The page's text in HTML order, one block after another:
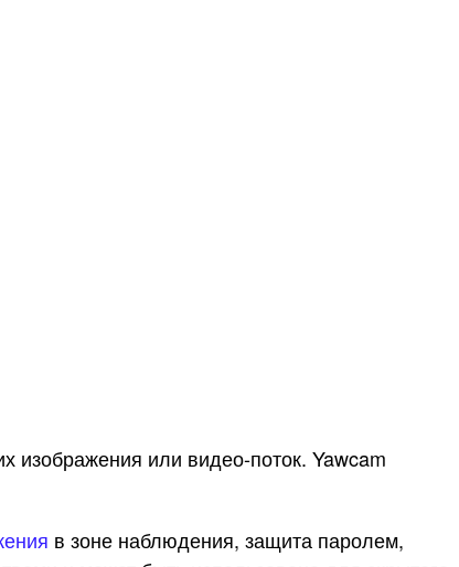
изображения или видео-поток. Yawcam
в зоне наблюдения, защита паролем,